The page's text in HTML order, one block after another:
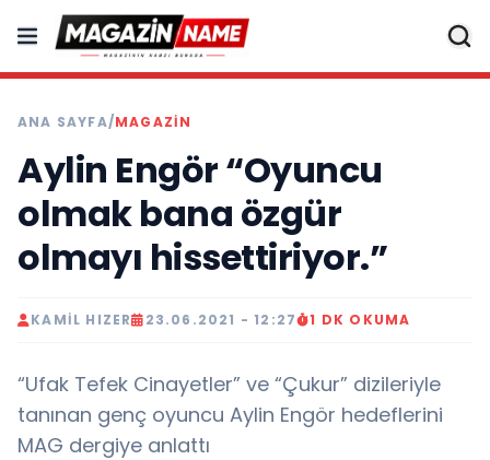
ANA SAYFA/MAGAZIN
Aylin Engör “Oyuncu
olmak bana özgür
olmayı hissettiriyor.”
KAMIL HIZER 23.06.2021 - 12:27 1 DK OKUMA
“Ufak Tefek Cinayetler” ve “Çukur” dizileriyle
tanınan genç oyuncu Aylin Engör hedeflerini
MAG dergiye anlattı